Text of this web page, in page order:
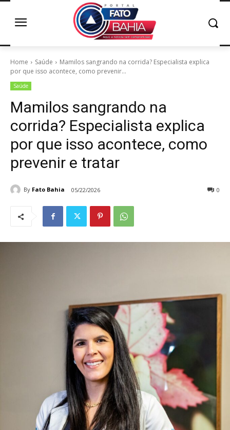
Home Saúde
Mamilos sangrando na corrida? Especialista explica
por que isso acontece, como prevenir...
Saúde
Mamilos sangrando na
corrida? Especialista explica
por que isso acontece, como
prevenir e tratar
By Fato Bahia 05/22/2026 0